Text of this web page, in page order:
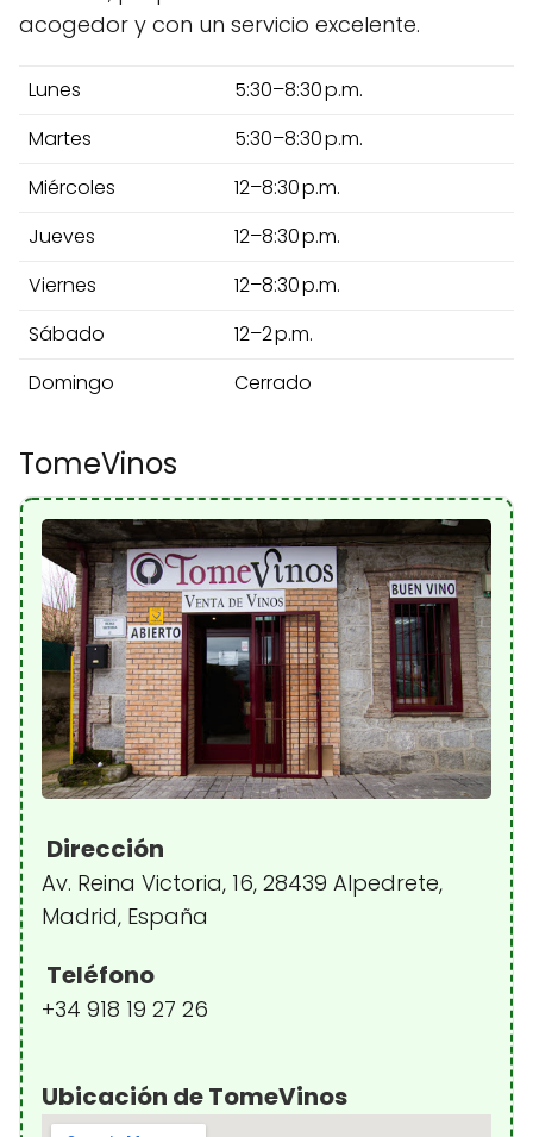
acogedor y con un servicio excelente.
Lunes
5:30–8:30 p.m.
Martes
5:30–8:30 p.m.
Miércoles
12–8:30 p.m.
Jueves
12–8:30 p.m.
Viernes
12–8:30 p.m.
Sábado
12–2 p.m.
Domingo
Cerrado
TomeVinos
Dirección
Av. Reina Victoria, 16, 28439 Alpedrete,
Madrid, España
Teléfono
+34 918 19 27 26
Ubicación de TomeVinos